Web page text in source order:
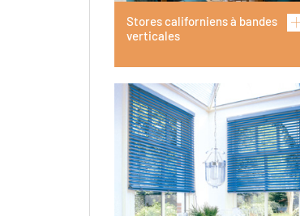
Stores californiens à bandes
verticales